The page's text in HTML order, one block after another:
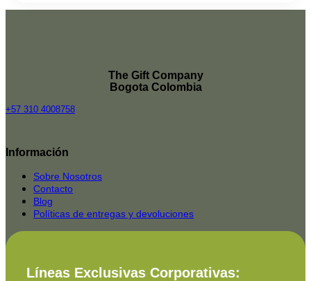
The Gift Company
Bogota Colombia
+57 310 4008758
Rated
2025-
Información
Sobre Nosotros
Contacto
Blog
Políticas de entregas y devoluciones
Líneas Exclusivas Corporativas: